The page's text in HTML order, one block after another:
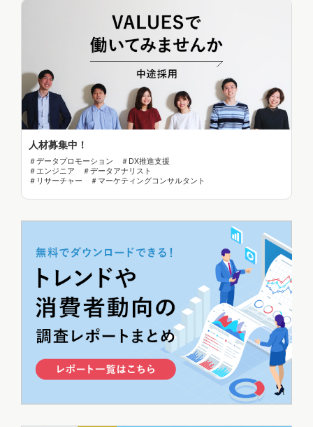
人材募集中！
＃データプロモーション ＃DX推進支援
＃エンジニア ＃データアナリスト
＃リサーチャー ＃マーケティングコンサルタント